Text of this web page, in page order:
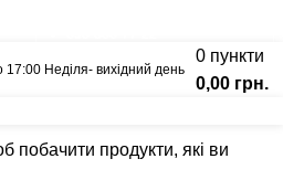
17:00 Неділя- вихідний день
0 пункти
0,00 грн.
побачити продукти, які ви